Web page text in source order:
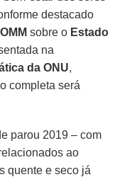
destacado
sobre o Estado
na
da ONU,
completa será
parou 2019 – com
ao
quente e seco já